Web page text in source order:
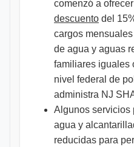
comenzó a
descuento del
cargos
de agua y aguas
familiares iguales
nivel federal de
administra NJ
Algunos servicios
agua y
reducidas para